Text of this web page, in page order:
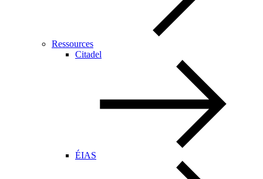
Ressources
Citadel
ÉIAS